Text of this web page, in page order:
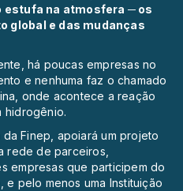
estufa na atmosfera ─ os
global e das mudanças
há poucas empresas no
e nenhuma faz o chamado
onde acontece a reação
hidrogênio.
Finep , apoiará um projeto
rede de parceiros,
empresas que participem do
pelo menos uma Instituição